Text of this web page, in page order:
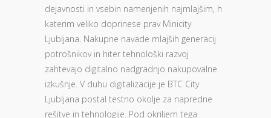
dejavnosti in vsebin namenjenih najmlajšim, h
katerim veliko doprinese prav Minicity
Ljubljana. Nakupne navade mlajših generacij
potrošnikov in hiter tehnološki razvoj
zahtevajo digitalno nadgradnjo nakupovalne
izkušnje. V duhu digitalizacije je BTC City
Ljubljana postal testno okolje za napredne
rešitve in tehnologije. Pod okriljem tega